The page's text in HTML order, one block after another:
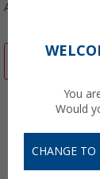
Artikelnr: 66228946
You
Would
CHANGE TO